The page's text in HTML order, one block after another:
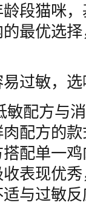
段猫咪
最优选
过敏，
敏配方与
配方的
配单一
表现优
与过敏